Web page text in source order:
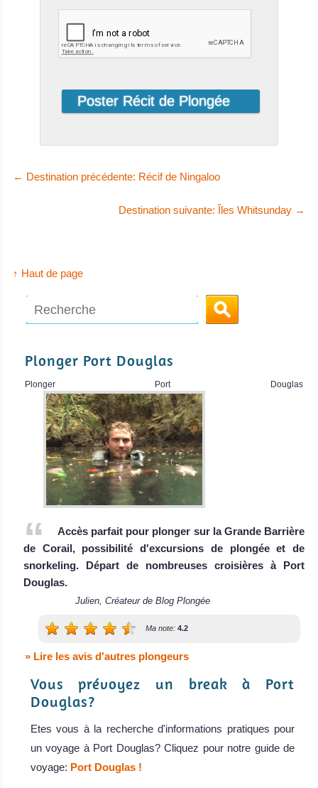
← Destination précédente: Récif de Ningaloo
Destination suivante: Îles Whitsunday →
↑ Haut de page
Plonger Port Douglas
Plonger Port Douglas
Accès parfait pour plonger sur la Grande Barrière
de Corail, possibilité d'excursions de plongée et de
snorkeling. Départ de nombreuses croisières à Port
Douglas.
Julien, Créateur de Blog Plongée
Ma note: 4.2
» Lire les avis d'autres plongeurs
Vous prévoyez un break à Port
Douglas?
Etes vous à la recherche d'informations pratiques pour
un voyage à Port Douglas? Cliquez pour notre guide de
voyage: Port Douglas !